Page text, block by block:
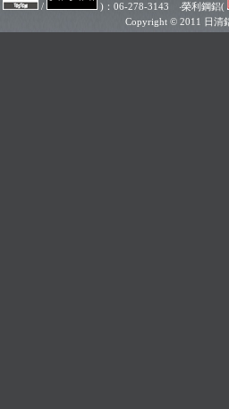
/
)：06-278-3143 ‧榮利鋼鋁(
Copyright © 2011 日清